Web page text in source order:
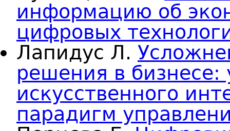
информацию об
цифровых
Лапидус Л.
решения в бизнесе:
искусственного
парадигм